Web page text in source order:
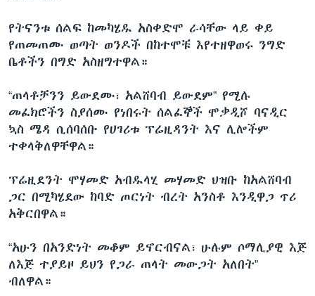
የትናንቱ ሰልፍ ከመካሄዱ አስቀድሞ ራሳቸው ላይ ቀይ
የጠመጠሙ ወጣት ወንዶች በከተሞቹ እየተዘዋወሩ ንግድ
ቤቶችን በግድ አስዘግተዋል።
“ጠላቶቻንን ይውደሙ፣ አልሸባብ ይውደም” የሚሉ
መፈክሮችን ስያሰሙ የነበሩት ሰልፈኞች ሞቃዲሾ ባናዲር
ኳስ ሜዳ ሲሰባሰቡ የሀገሪቱ ፕሬዚዳንት እና ሊሎችም
ተቀላቅለዋቸዋል።
ፕሬዚደንት ሞሃመድ አብዱላሂ መሃመድ ህዝቡ ከአልሸባብ
ጋር በሚካሄደው ከባድ ጦርነት ብረት አንስቶ እንዲዋጋ ጥሪ
አቅርበዋል።
“አሁን በአንድነት መቆም ይኖርብናል፣ ሁሉም ሶማሊያዊ እጅ
ለእጅ ተያይዞ ይህን የጋራ ጠላት መውጋት አለበት”
ብለዋል።